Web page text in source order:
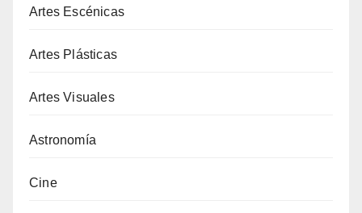
Artes Escénicas
Artes Plásticas
Artes Visuales
Astronomía
Cine